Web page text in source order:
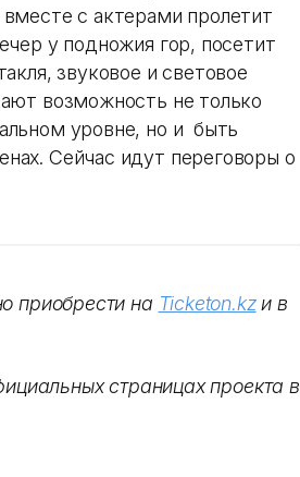
с актерами пролетит
у подножия гор, посетит
звуковое и световое
возможность не только
уровне, но и быть
Сейчас идут переговоры о
приобрести на Ticketon.kzи в
страницах проекта в